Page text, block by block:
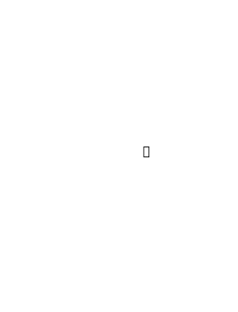
Następny